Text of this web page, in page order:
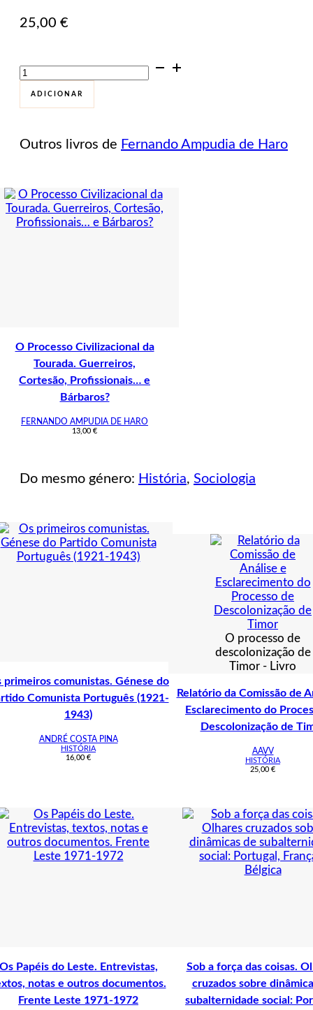
25,00 €
Quantidade
de
Emoções
e
Península
de
sociologia
histórica
ADICIONAR
Outros livros de Fernando Ampudia de Haro
O Processo Civilizacional da
Tourada. Guerreiros,
Cortesão, Profissionais… e
Bárbaros?
FERNANDO AMPUDIA DE HARO
13,00 €
Do mesmo género: História, Sociologia
primeiros comunistas. Génese do
Comunista Português (1921-
1943)
ANDRÉ COSTA PINA
HISTÓRIA
16,00 €
O processo de
descolonização de
Timor - Livro
Relatório da Comissão de
Esclarecimento do
Descolonização de
AAVV
HISTÓRIA
25,00 €
Papéis do Leste. Entrevistas,
notas e outros documentos.
Frente Leste 1971-1972
Sob a força das coisas.
cruzados sobre
subalternidade social: